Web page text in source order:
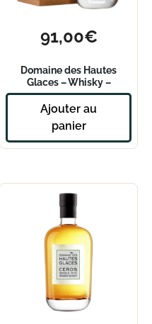
91,00€
Domaine des Hautes
Glaces – Whisky –
Moissons Single Rye
Ajouter au
panier